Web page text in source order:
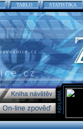
TABLO STATISTIKA